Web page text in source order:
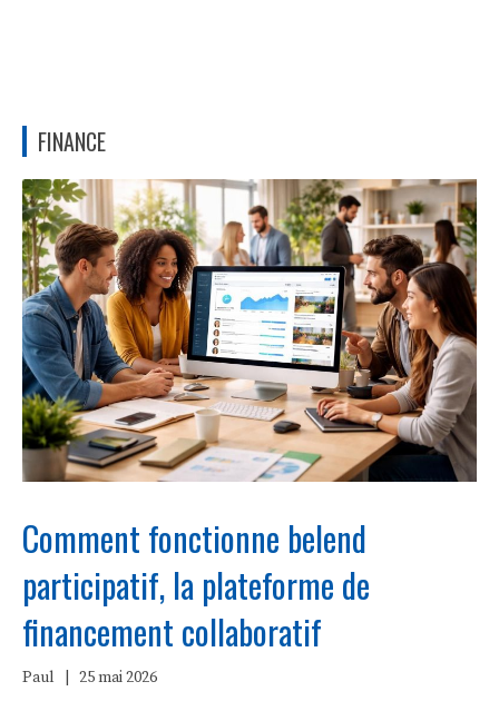
FINANCE
Comment fonctionne belend
participatif, la plateforme de
financement collaboratif
Paul 25 mai 2026